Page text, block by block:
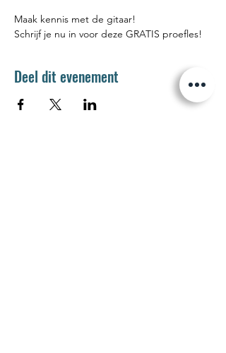
Maak kennis met de gitaar!
Schrijf je nu in voor deze GRATIS proefles!
Deel dit evenement